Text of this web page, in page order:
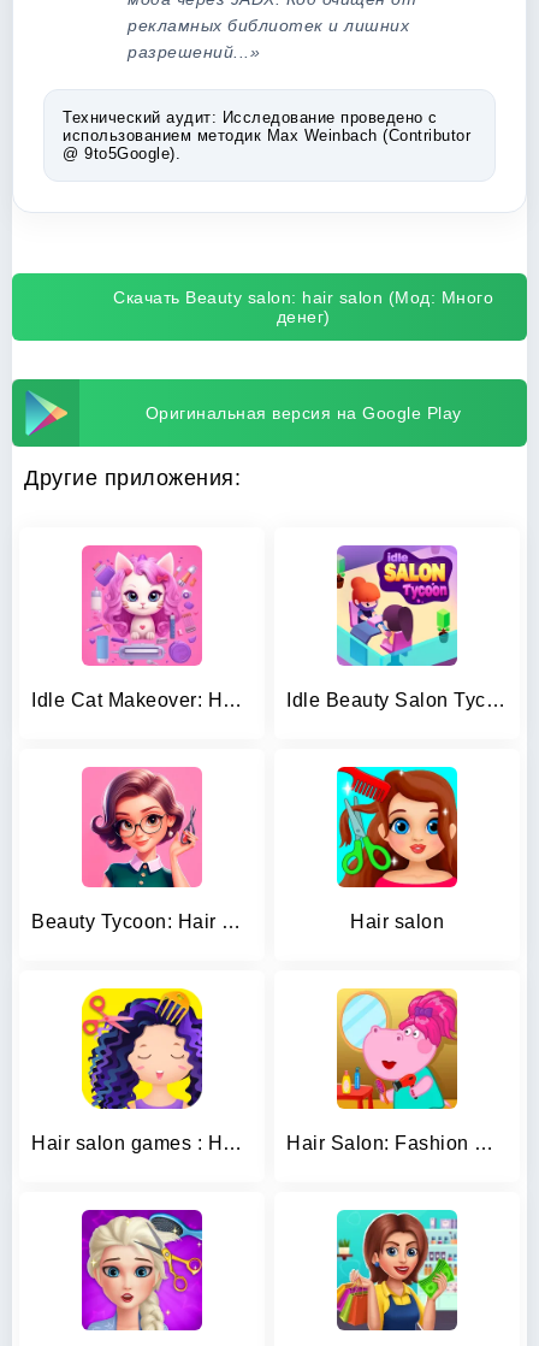
рекламных библиотек и лишних
разрешений...»
Технический аудит: Исследование проведено с
использованием методик Max Weinbach (Contributor
@ 9to5Google).
Скачать Beauty salon: hair salon (Мод: Много
денег)
Оригинальная версия на Google Play
Другие приложения:
Idle Cat Makeover: Hair Salon Idle Beauty Salon Tycoon
Beauty Tycoon: Hair Salon Game Hair salon
Hair salon games : Hairdresser Hair Salon: Fashion Games